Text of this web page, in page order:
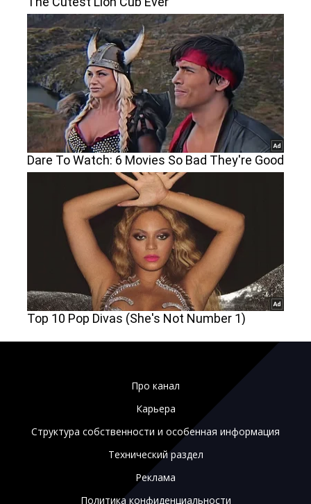
Про канал
Карьера
Структура собственности и особенная информация
Технический раздел
Реклама
Политика конфиденциальности